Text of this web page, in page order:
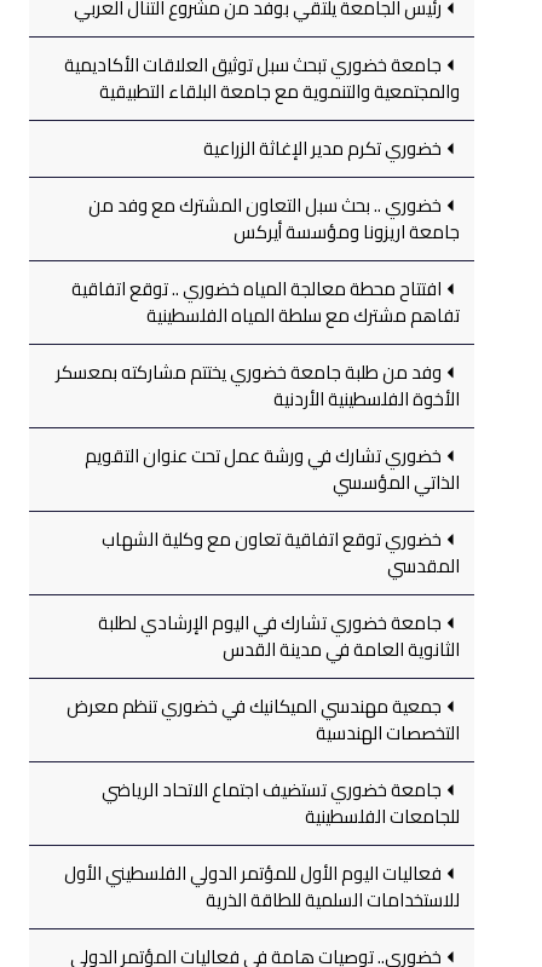
رئيس الجامعة يلتقي بوفد من مشروع التنال العربي
جامعة خضوري تبحث سبل توثيق العلاقات الأكاديمية
والمجتمعية والتنموية مع جامعة البلقاء التطبيقية
خضوري تكرم مدير الإغاثة الزراعية
خضوري .. بحث سبل التعاون المشترك مع وفد من
جامعة اريزونا ومؤسسة أيركس
افتتاح محطة معالجة المياه خضوري .. توقع اتفاقية
تفاهم مشترك مع سلطة المياه الفلسطينية
وفد من طلبة جامعة خضوري يختتم مشاركته بمعسكر
الأخوة الفلسطينية الأردنية
خضوري تشارك في ورشة عمل تحت عنوان التقويم
الذاتي المؤسسي
خضوري توقع اتفاقية تعاون مع وكلية الشهاب
المقدسي
جامعة خضوري تشارك في اليوم الإرشادي لطلبة
الثانوية العامة في مدينة القدس
جمعية مهندسي الميكانيك في خضوري تنظم معرض
التخصصات الهندسية
جامعة خضوري تستضيف اجتماع الاتحاد الرياضي
للجامعات الفلسطينية
فعاليات اليوم الأول للمؤتمر الدولي الفلسطيني الأول
للاستخدامات السلمية للطاقة الذرية
خضوري.. توصيات هامة في فعاليات المؤتمر الدولي